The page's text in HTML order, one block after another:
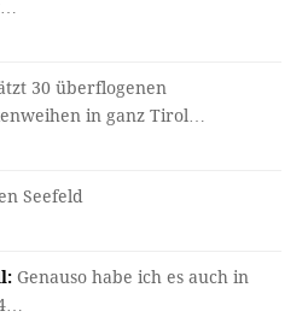
30 überflogenen
in ganz Tirol…
Seefeld
Genauso habe ich es auch in